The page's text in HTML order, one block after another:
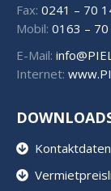
Fax: 0241 – 70
Mobil: 0163 –
E-Mail:
Internet: